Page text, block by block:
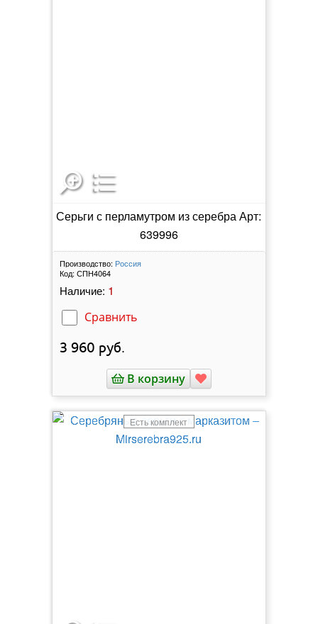
Серьги с перламутром из серебра Арт:
639996
Производство: Россия
Код: СПН4064
Наличие: 1
Сравнить
3 960 руб.
В корзину
Есть комплект